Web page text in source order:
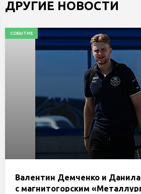
ДРУГИЕ НОВОСТИ
СОБЫТИЕ
Валентин Демченко и
с магнитогорским